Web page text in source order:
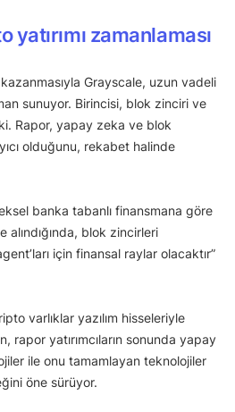
zamanlaması
Grayscale, uzun vadeli
sunuyor. Birincisi, blok zinciri ve
Rapor, yapay zeka ve blok
olduğunu, rekabet halinde
banka tabanlı finansmana göre
alındığında, blok zincirleri
için finansal raylar olacaktır”
varlıklar yazılım hisseleriyle
yatırımcıların sonunda yapay
ile onu tamamlayan teknolojiler
öne sürüyor.